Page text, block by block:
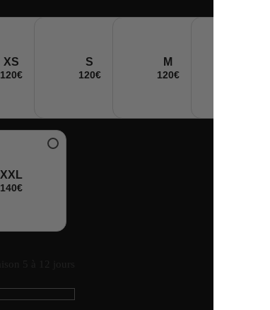
XS
120€
S
120€
M
120€
XXL
140€